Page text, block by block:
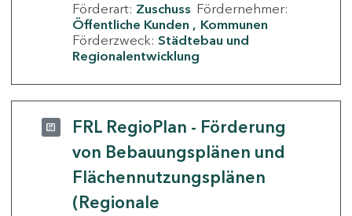
Förderart: Zuschuss Fördernehmer:
Öffentliche Kunden
Kommunen
Förderzweck: Städtebau und
Regionalentwicklung
FRL RegioPlan - Förderung
von Bebauungsplänen und
Flächennutzungsplänen
(Regionale